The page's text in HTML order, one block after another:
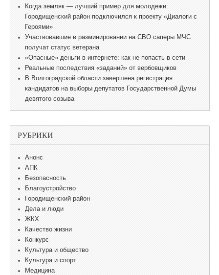
Когда земляк — лучший пример для молодежи:
Городищенский район подключился к проекту «Диалоги с
Героями»
Участвовавшие в разминировании на СВО саперы МЧС
получат статус ветерана
«Опасные» деньги в интернете: как не попасть в сети
Реальные последствия «заданий» от вербовщиков
В Волгоградской области завершена регистрация
кандидатов на выборы депутатов Государственной Думы
девятого созыва
РУБРИКИ
Анонс
АПК
Безопасность
Благоустройство
Городищенский район
Дела и люди
ЖКХ
Качество жизни
Конкурс
Культура и общество
Культура и спорт
Медицина